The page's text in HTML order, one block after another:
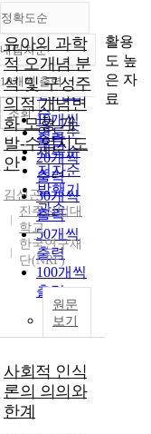
정확도순
정확도
순
인기도
순
연도순
제목순
저자순
발행기
관순
내림차순
내림차순
10개씩 출력
10개씩
출력
20개씩
출력
30개씩
출력
50개씩
출력
100개씩
출력
조회
유아의 과학
적 오개념 분
석 및 구성주
의적 개념변
화 모형 개
발-수업지도
안
김신곤
진주산업대
학교
한국연구재
단(NRF)
원문
보기
사회적 인식
론의 의의와
한계
활용
도 높
은 자
료